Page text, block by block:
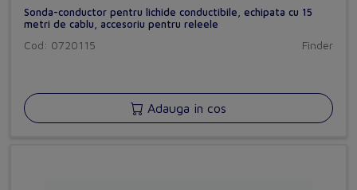
Sonda-conductor pentru lichide conductibile, echipata cu 15
metri de cablu, accesoriu pentru releele
Cod: 0720115 Finder
Adauga in cos